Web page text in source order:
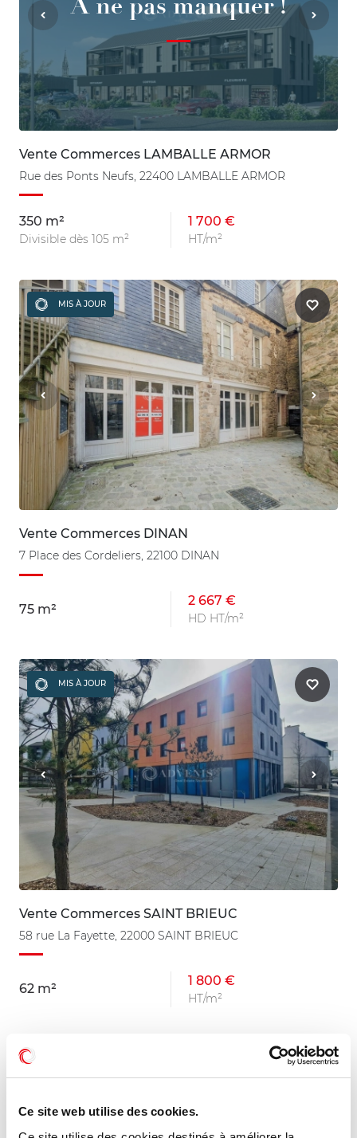
Ce site web utilise des cookies.
Vente Commerces LAMBALLE ARMOR
Rue des Ponts Neufs, 22400 LAMBALLE ARMOR
350 m²
Divisible dès 105 m²
1 700 €
HT/m²
MIS À JOUR
Vente Commerces DINAN
7 Place des Cordeliers, 22100 DINAN
75 m²
2 667 €
HD HT/m²
MIS À JOUR
Vente Commerces SAINT BRIEUC
58 rue La Fayette, 22000 SAINT BRIEUC
62 m²
1 800 €
HT/m²